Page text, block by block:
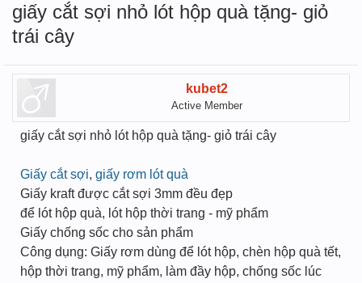
giấy cắt sợi nhỏ lót hộp quà tặng- giỏ
trái cây
kubet2
Active Member
giấy cắt sợi nhỏ lót hộp quà tặng- giỏ trái cây
Giấy cắt sợi, giấy rơm lót quà
Giấy kraft được cắt sợi 3mm đều đẹp
để lót hộp quà, lót hộp thời trang - mỹ phẩm
Giấy chống sốc cho sản phẩm
Công dụng: Giấy rơm dùng để lót hộp, chèn hộp quà tết,
hộp thời trang, mỹ phẩm, làm đầy hộp, chống sốc lúc